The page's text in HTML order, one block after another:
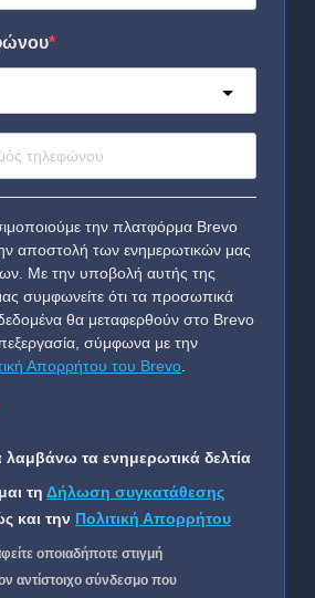
την πλατφόρμα Brevo
αποστολή των ενημερωτικών μας
Με την υποβολή αυτής της
συμφωνείτε ότι τα προσωπικά
θα μεταφερθούν στο Brevo
σύμφωνα με την
Απορρήτου του Brevo
τα ενημερωτικά δελτία
τη Δήλωση συγκατάθεσης
και την Πολιτική Απορρήτου
οποιαδήποτε στιγμή
αντίστοιχο σύνδεσμο που